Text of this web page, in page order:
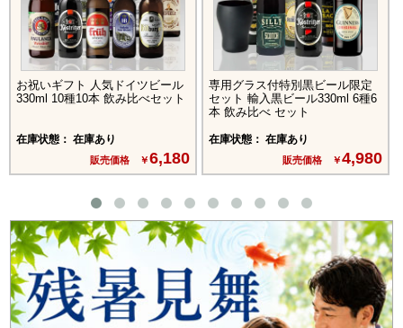
お祝いギフト 人気ドイツビール
330ml 10種10本 飲み比べセット
在庫状態： 在庫あり
販売価格 ￥6,180
専用グラス付特別黒ビール限定
セット 輸入黒ビール330ml 6種6
本 飲み比べ セット
在庫状態： 在庫あり
販売価格 ￥4,980